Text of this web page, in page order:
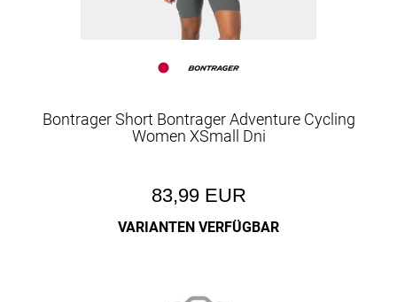
Bontrager Short Bontrager Adventure Cycling
Women XSmall Dni
83,99 EUR
VARIANTEN VERFÜGBAR